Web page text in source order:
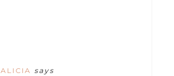
ALICIA says